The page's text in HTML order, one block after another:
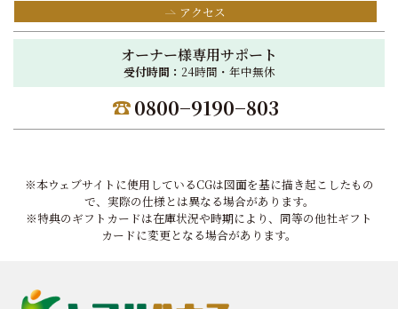
アクセス
オーナー様専用サポート
受付時間： 24時間・年中無休
0800−9190−803
※本ウェブサイトに使用しているCGは図面を基に描き起こしたもの
で、実際の仕様とは異なる場合があります。
※特典のギフトカードは在庫状況や時期により、同等の他社ギフト
カードに変更となる場合があります。